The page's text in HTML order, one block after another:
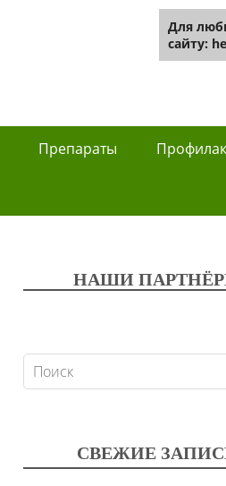
Препараты
НАШИ
СВЕЖИЕ
Для
сайту: